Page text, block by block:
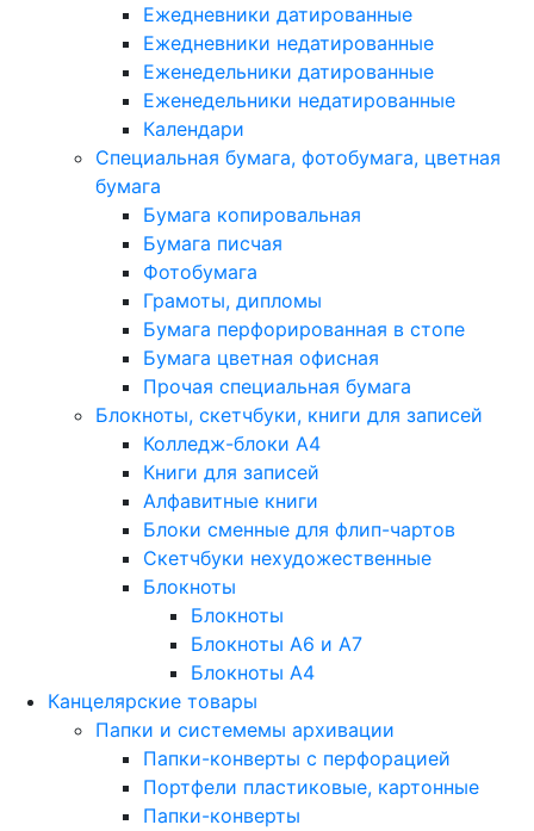
Ежедневники датированные
Ежедневники недатированные
Еженедельники датированные
Еженедельники недатированные
Календари
Специальная бумага, фотобумага, цветная
бумага
Бумага копировальная
Бумага писчая
Фотобумага
Грамоты, дипломы
Бумага перфорированная в стопе
Бумага цветная офисная
Прочая специальная бумага
Блокноты, скетчбуки, книги для записей
Колледж-блоки А4
Книги для записей
Алфавитные книги
Блоки сменные для флип-чартов
Скетчбуки нехудожественные
Блокноты
Блокноты
Блокноты A6 и A7
Блокноты A4
Канцелярские товары
Папки и системемы архивации
Папки-конверты с перфорацией
Портфели пластиковые, картонные
Папки-конверты